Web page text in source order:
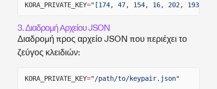
KORA_PRIVATE_KEY="[174, 47, 154, 16, 202, 193,
3. Διαδρομή Αρχείου JSON
Διαδρομή προς αρχείο JSON που περιέχει το
ζεύγος κλειδιών:
KORA_PRIVATE_KEY="/path/to/keypair.json"